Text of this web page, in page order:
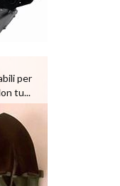
per
tu...